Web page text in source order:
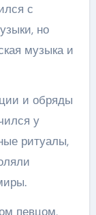
с
но
музыка и
и обряды
у
ритуалы,
певцом,